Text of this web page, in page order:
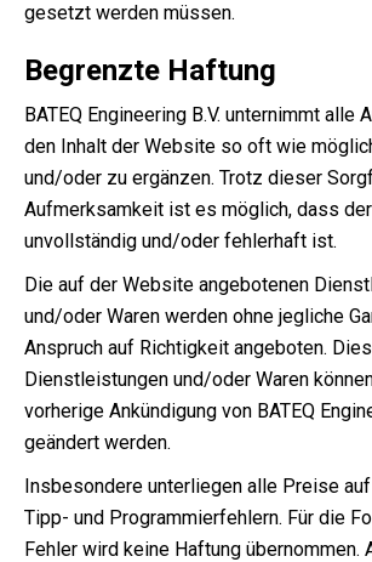
gesetzt werden müssen.
Begrenzte Haftung
BATEQ Engineering B.V. unternimmt alle
den Inhalt der Website so oft wie
und/oder zu ergänzen. Trotz dieser
Aufmerksamkeit ist es möglich, dass
unvollständig und/oder fehlerhaft ist.
Die auf der Website angebotenen
und/oder Waren werden ohne jegliche
Anspruch auf Richtigkeit angeboten.
Dienstleistungen und/oder Waren
vorherige Ankündigung von BATEQ
geändert werden.
Insbesondere unterliegen alle Preise
Tipp- und Programmierfehlern. Für die
Fehler wird keine Haftung übernommen.